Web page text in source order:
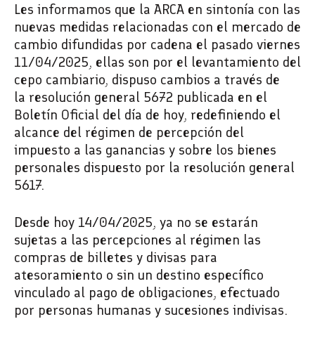
Les informamos que la ARCA en sintonía con las
nuevas medidas relacionadas con el mercado de
cambio difundidas por cadena el pasado viernes
11/04/2025, ellas son por el levantamiento del
cepo cambiario, dispuso cambios a través de
la resolución general 5672 publicada en el
Boletín Oficial del día de hoy, redefiniendo el
alcance del régimen de percepción del
impuesto a las ganancias y sobre los bienes
personales dispuesto por la resolución general
5617.
Desde hoy 14/04/2025, ya no se estarán
sujetas a las percepciones al régimen las
compras de billetes y divisas para
atesoramiento o sin un destino específico
vinculado al pago de obligaciones, efectuado
por personas humanas y sucesiones indivisas.